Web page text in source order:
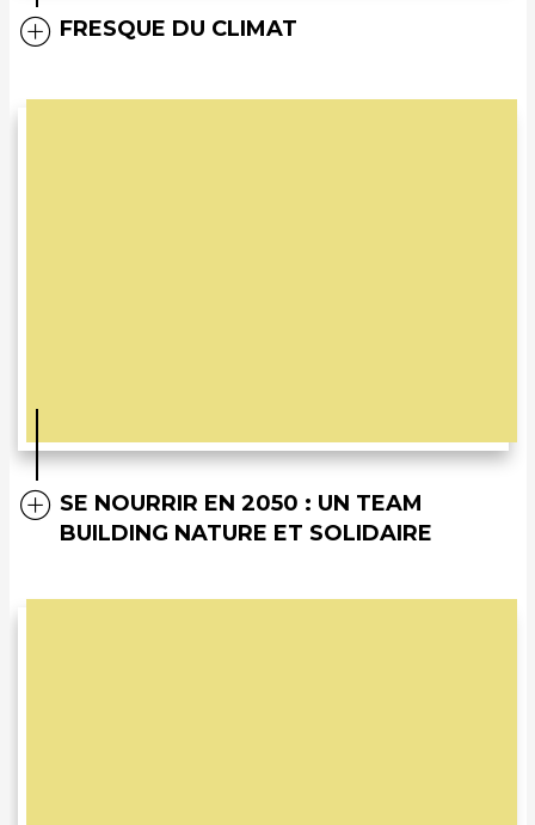
FRESQUE DU CLIMAT
SE NOURRIR EN 2050 : UN TEAM
BUILDING NATURE ET SOLIDAIRE